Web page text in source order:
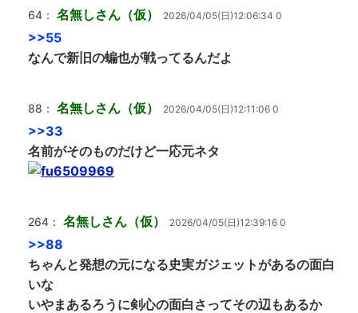
64： 名無しさん（仮） 2026/04/05(日)12:06:34 0
>>55
なんで新旧の蝙也が戦ってるんだよ
88： 名無しさん（仮） 2026/04/05(日)12:11:06 0
>>33
名前がそのものだけど一応元ネタ
264： 名無しさん（仮） 2026/04/05(日)12:39:16 0
>>88
ちゃんと発想の元になる史実ガジェットがあるの面白
いな
いやまあるろうに剣心の面白さってその辺もあるか